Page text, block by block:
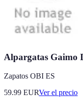
Alpargatas Gaimo
Zapatos OBI ES
59.99 EURVer el precio